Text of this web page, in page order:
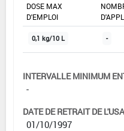
DOSE MAX
D'EMPLOI
0,1 kg/10 L -
INTERVALLE MINIMUM
-
DATE DE RETRAIT DE
01/10/1997